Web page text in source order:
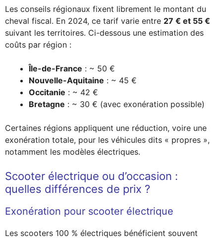
Les conseils régionaux fixent librement le montant du
cheval fiscal. En 2024, ce tarif varie entre 27 € et 55 €
suivant les territoires. Ci-dessous une estimation des
coûts par région :
Île-de-France : ~ 50 €
Nouvelle-Aquitaine : ~ 45 €
Occitanie : ~ 42 €
Bretagne : ~ 30 € (avec exonération possible)
Certaines régions appliquent une réduction, voire une
exonération totale, pour les véhicules dits « propres »,
notamment les modèles électriques.
Scooter électrique ou d’occasion :
quelles différences de prix ?
Exonération pour scooter électrique
Les scooters 100 % électriques bénéficient souvent